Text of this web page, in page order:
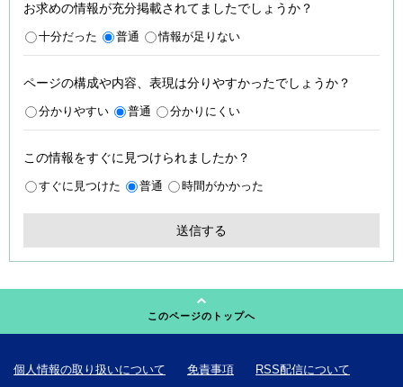
お求めの情報が充分掲載されてましたでしょうか？
十分だった 普通 情報が足りない
ページの構成や内容、表現は分りやすかったでしょうか？
分かりやすい 普通 分かりにくい
この情報をすぐに見つけられましたか？
すぐに見つけた 普通 時間がかかった
このページのトップへ
個人情報の取り扱いについて 免責事項 RSS配信について